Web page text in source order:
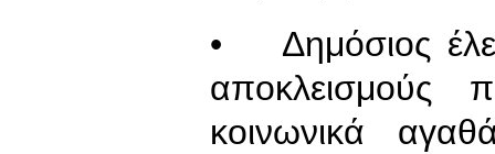
• Δημόσιος
αποκλεισμούς
κοινωνικά